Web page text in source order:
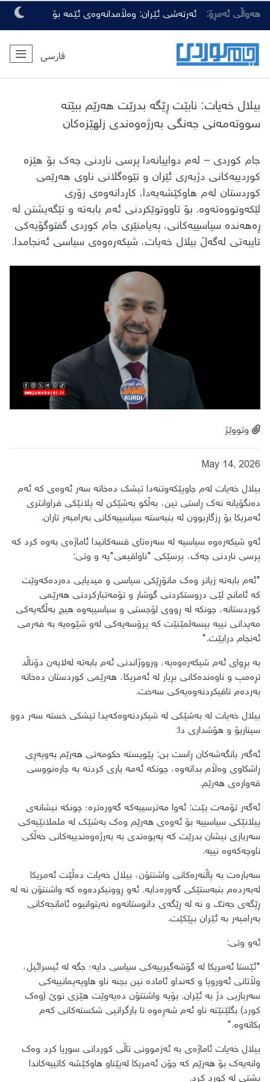
هەواڵی ئەمڕۆ: ئەرتەشی ئێران: وەڵامدانەوەی ئێمە بۆ
هەرچەشنە دەستدرێژیەکی دوژمنان، توندتر
و کەمەرشکێنتر دەبێت
فارسی
بیلال خەیات: نابێت ڕێگە بدرێت هەرێم ببێتە
سووتەمەنی جەنگی بەرژەوەندی زلهێزەکان
​جام کوردی – لەم دواییانەدا پرسی ناردنی چەک بۆ هێزە
کوردییەکانی دژبەری ئێران و تێوەگلانی ناوی هەرێمی
کوردستان لەم هاوکێشەیەدا، کاردانەوەی زۆری
لێکەوتووەتەوە. بۆ تاووتوێکردنی ئەم بابەتە و تێگەیشتن لە
ڕەهەندە سیاسییەکانی، پەیامنێری جام کوردی گفتوگۆیەکی
تایبەتی لەگەڵ بیلال خەیات، شیکەرەوەی سیاسی ئەنجامدا.
وتووێژ
May 14, 2026
بیلال خەیات لەم چاوپێکەوتنەدا تیشک دەخاتە سەر ئەوەی کە ئەم
دەنگۆیانە نەک ڕاستی نین، بەڵکو بەشێکن لە پلانێکی فراوانتری
ئەمریکا بۆ ڕزگاربوون لە بنبەستە سیاسییەکانی بەرامبەر تاران.
​ئەو شیکەرەوە سیاسیە لە سەرەتای قسەکانیدا ئاماژەی بەوە کرد کە
پرسی ناردنی چەک، پرسێکی "ناواقیعی"یە و وتی:
​"ئەم بابەتە زیاتر وەک مانۆڕێکی سیاسی و میدیایی دەردەکەوێت
کە ئامانج لێی دروستکردنی گوشار و تۆمەتبارکردنی هەرێمی
کوردستانە، چونکە لە ڕووی لۆجستی و سیاسییەوە هیچ بەڵگەیەکی
مەیدانی نییە بیسەلمێنێت کە پرۆسەیەکی لەو شێوەیە بە فەرمی
ئەنجام درابێت."
​بە بڕوای ئەم شیکەرەوەیە، ورووژاندنی ئەم بابەتە لەلایەن دۆناڵد
تڕەمپ و ناوەندەکانی بڕیار لە ئەمریکا، هەرێمی کوردستان دەخاتە
بەردەم تاقیکردنەوەیەکی سەخت.
بیلال ​خەیات لە بەشێکی لە شیکردنەوەکەیدا تیشکی خستە سەر دوو
سیناریۆ و هۆشداری دا:
​ئەگەر بانگەشەکان ڕاست بن: پێویستە حکومەتی هەرێم بەوپەڕی
ڕاشکاوی وەڵام بداتەوە، چونکە ئەمە یاری کردنە بە چارەنووسی
قەوارەی هەرێم.
​ئەگەر تۆمەت بێت: ئەوا مەترسییەکە گەورەترە؛ چونکە نیشانەی
پیلانێکی سیاسییە بۆ ئەوەی هەرێم وەک بەشێک لە ململانێیەکی
سەربازی نیشان بدرێت کە پەیوەندی بە بەرژەوەندییەکانی خەڵکی
ناوچەکەوە نییە.
​سەبارەت بە پاڵنەرەکانی واشنتۆن، بیلال خەیات دەڵێت ئەمریکا
لەبەردەم بنبەستێکی گەورەدایە. ئەو ڕوونیکردەوە کە واشنتۆن نە لە
ڕێگەی جەنگ و نە لە ڕێگەی دانوستانەوە نەیتوانیوە ئامانجەکانی
بەرامبەر بە ئێران بپێکێت.
ئەو وتی:
​"ئێستا ئەمریکا لە گۆشەگیرییەکی سیاسی دایە؛ جگە لە ئیسرائیل،
وڵاتانی ئەوروپا و کەنداو ئامادە نین بچنە ناو هاوپەیمانییەکی
سەربازیی دژ بە ئێران. بۆیە واشنتۆن دەیەوێت هێزی نوێ (وەک
کورد) بگلێنێتە ناو ئەم شەڕەوە تا بارگرانیی شکستەکانی کەم
بکاتەوە."
​بیلال خەیات ئاماژەی بە ئەزموونی تاڵی کوردانی سوریا کرد وەک
وانەیەک بۆ هەرێم کە چۆن ئەمریکا لەپێناو هاوکێشە کاتییەکاندا
پشتی لە کورد کرد.